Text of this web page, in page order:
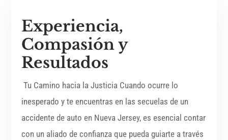
Experiencia,
Compasión y
Resultados
Tu Camino hacia la Justicia Cuando ocurre lo
inesperado y te encuentras en las secuelas de un
accidente de auto en Nueva Jersey, es esencial contar
con un aliado de confianza que pueda guiarte a través